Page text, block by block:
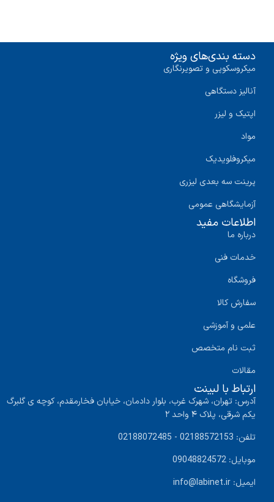
دسته بندی‌های ویژه
میکروسکوپی و تصویرنگاری
آنالیز دستگاهی
اپتیک و لیزر
مواد
میکروفلویدیک
پرینت سه‌ بعدی لیزری
آزمایشگاهی عمومی
اطلاعات مفید
درباره ما
خدمات فنی
فروشگاه
سفارش کالا
علمی و آموزشی
ثبت نام متخصص
مقالات
ارتباط با لبینت
آدرس: تهران، شهرک غرب، بلوار دادمان، خیابان فخارمقدم، کوچه ی گلبرگ
یکم شرقی، پلاک ۴ واحد ۲
تلفن: 02188572153 - 02188072485
موبایل: 09048824572
ایمیل: info@labinet.ir